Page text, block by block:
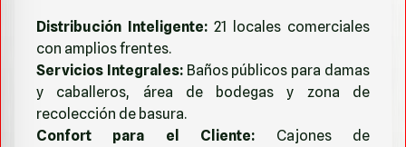
Distribución Inteligente: 21 locales comerciales
con amplios frentes.
Servicios Integrales:Baños públicos para damas
y caballeros, área de bodegas y zona de
recolección de basura.
Confort para el Cliente: Cajones de